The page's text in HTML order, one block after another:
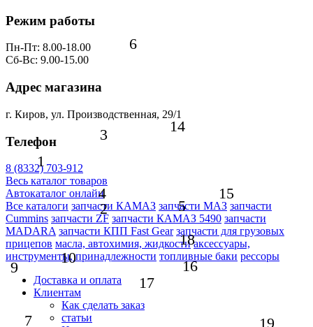
Режим работы
Пн-Пт: 8.00-18.00
Сб-Вс: 9.00-15.00
Адрес магазина
г. Киров, ул. Производственная, 29/1
Телефон
8 (8332) 703-912
Весь каталог товаров
Автокаталог онлайн
Все каталоги запчасти КАМАЗ запчасти МАЗ запчасти
Cummins запчасти ZF запчасти КАМАЗ 5490 запчасти
MADARA запчасти КПП Fast Gear запчасти для грузовых
прицепов масла, автохимия, жидкости аксессуары,
инструменты, принадлежности топливные баки рессоры
Доставка и оплата
Клиентам
Как сделать заказ
статьи
19
18
17
16
15
14
1
10
9
7
6
5
4
3
2